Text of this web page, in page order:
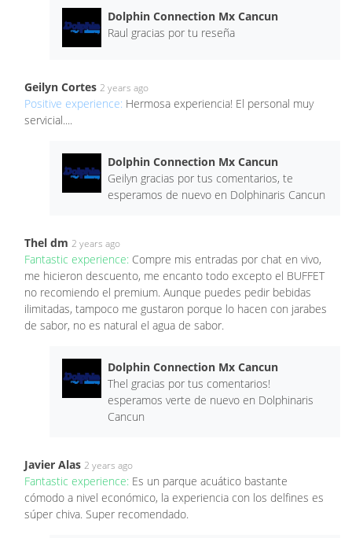
Dolphin Connection Mx Cancun
Raul gracias por tu reseña
Geilyn Cortes 2 years ago
Positive experience: Hermosa experiencia! El personal muy
servicial....
Dolphin Connection Mx Cancun
Geilyn gracias por tus comentarios, te
esperamos de nuevo en Dolphinaris Cancun
Thel dm 2 years ago
Fantastic experience: Compre mis entradas por chat en vivo,
me hicieron descuento, me encanto todo excepto el BUFFET
no recomiendo el premium. Aunque puedes pedir bebidas
ilimitadas, tampoco me gustaron porque lo hacen con jarabes
de sabor, no es natural el agua de sabor.
Dolphin Connection Mx Cancun
Thel gracias por tus comentarios!
esperamos verte de nuevo en Dolphinaris
Cancun
Javier Alas 2 years ago
Fantastic experience: Es un parque acuático bastante
cómodo a nivel económico, la experiencia con los delfines es
súper chiva. Super recomendado.